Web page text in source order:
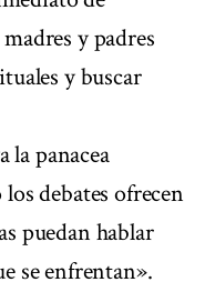
y padres
y buscar
la panacea
debates ofrecen
puedan hablar
se enfrentan».